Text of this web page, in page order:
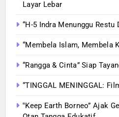
Layar Lebar
“H-5 Indra Menunggu Restu
“Membela Islam, Membela
“Rangga & Cinta” Siap
“TINGGAL MENINGGAL:
‟Keep Earth Borneo” Ajak